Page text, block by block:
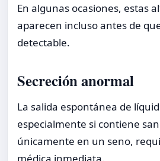
En algunas ocasiones, estas
aparecen incluso antes de
detectable.
Secreción anormal
La salida espontánea de
especialmente si contiene
únicamente en un seno,